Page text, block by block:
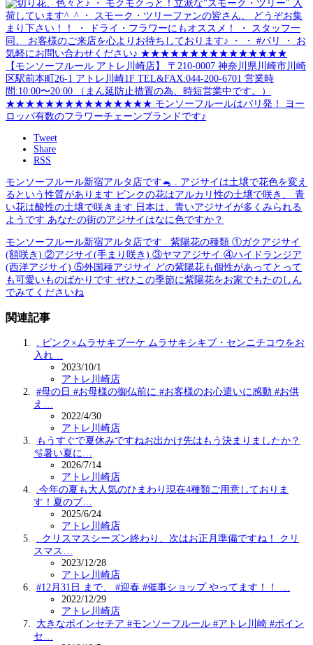
Tweet
Share
RSS
モンソーフルール新宿アルタ店です🐁 . アジサイは土壌で花色を変え
るという性質があります ピンクの花はアルカリ性の土壌で咲き、 青
い花は酸性の土壌で咲きます 日本は、青いアジサイが多くみられる
ようです あなたの街のアジサイはなに色ですか？
モンソーフルール新宿アルタ店です . 紫陽花の種類 ①ガクアジサイ
(額咲き) ②アジサイ(手まり咲き) ③ヤマアジサイ ④ハイドランジア
(西洋アジサイ) ⑤外国種アジサイ どの紫陽花も個性があってとって
も可愛いものばかりです ぜひこの季節に紫陽花をお家でもたのしん
でみてくださいね
関連記事
. ピンク×ムラサキブーケ ムラサキシキブ・センニチコウをお
入れ…
2023/10/1
アトレ川崎店
#母の日 #お母様の御仏前に #お客様のお心遣いに感動 #お供
え…
2022/4/30
アトレ川崎店
もうすぐで夏休みですねお出かけ先はもう決まりましたか？
🫧暑い夏に…
2026/7/14
アトレ川崎店
.今年の夏も大人気のひまわり現在4種類ご用意しておりま
す！夏のブ…
2025/6/24
アトレ川崎店
. クリスマスシーズン終わり、次はお正月準備ですね！ クリ
スマス…
2023/12/28
アトレ川崎店
#12月31日 まで、 #迎春 #催事ショップ やってます！！ …
2022/12/29
アトレ川崎店
大きなポインセチア #モンソーフルール #アトレ川崎 #ポイン
セ…